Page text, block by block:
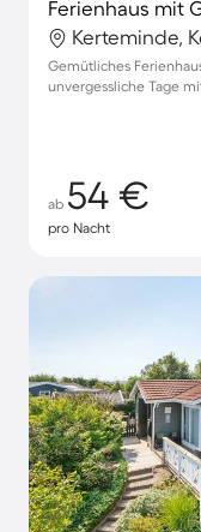
Gemütliches
unvergessliche Tage
ab 54 €
pro Nacht